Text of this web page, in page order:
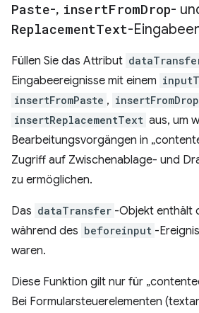
Paste-, insertFromDrop-
ReplacementText-
Füllen Sie das Attribut
Eingabeereignisse mit einem
insertFromPaste , insertFromDrop
insertReplacementText aus, um
Bearbeitungsvorgängen in
Zugriff auf Zwischenablage- und
zu ermöglichen.
Das dataTransfer -Objekt enthält
während des beforeinput -
waren.
Diese Funktion gilt nur für
Bei Formularsteuerelementen